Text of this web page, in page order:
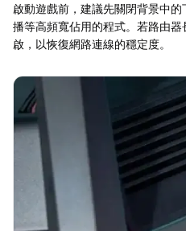
啟動遊戲前，建議先關閉背景中
播等高頻寬佔用的程式。若路由
啟，以恢復網路連線的穩定度。